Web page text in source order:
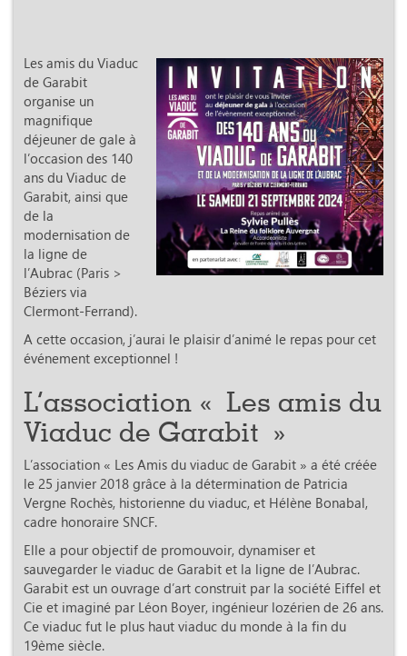
Les amis du Viaduc
de Garabit
organise un
magnifique
déjeuner de gale à
l’occasion des 140
ans du Viaduc de
Garabit, ainsi que
de la
modernisation de
la ligne de
l’Aubrac (Paris >
Béziers via
Clermont-Ferrand).
A cette occasion, j’aurai le plaisir d’animé le repas pour cet
événement exceptionnel !
L’association « Les amis du
Viaduc de Garabit »
L’association « Les Amis du viaduc de Garabit » a été créée
le 25 janvier 2018 grâce à la détermination de Patricia
Vergne Rochès, historienne du viaduc, et Hélène Bonabal,
cadre honoraire SNCF.
Elle a pour objectif de promouvoir, dynamiser et
sauvegarder le viaduc de Garabit et la ligne de l’Aubrac.
Garabit est un ouvrage d’art construit par la société Eiffel et
Cie et imaginé par Léon Boyer, ingénieur lozérien de 26 ans.
Ce viaduc fut le plus haut viaduc du monde à la fin du
19ème siècle.